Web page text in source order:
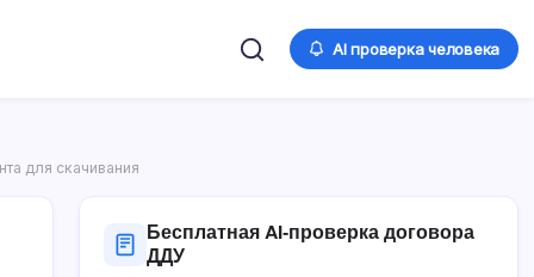
AI проверка человека
для скачивания
Бесплатная AI‑проверка договора
ДДУ